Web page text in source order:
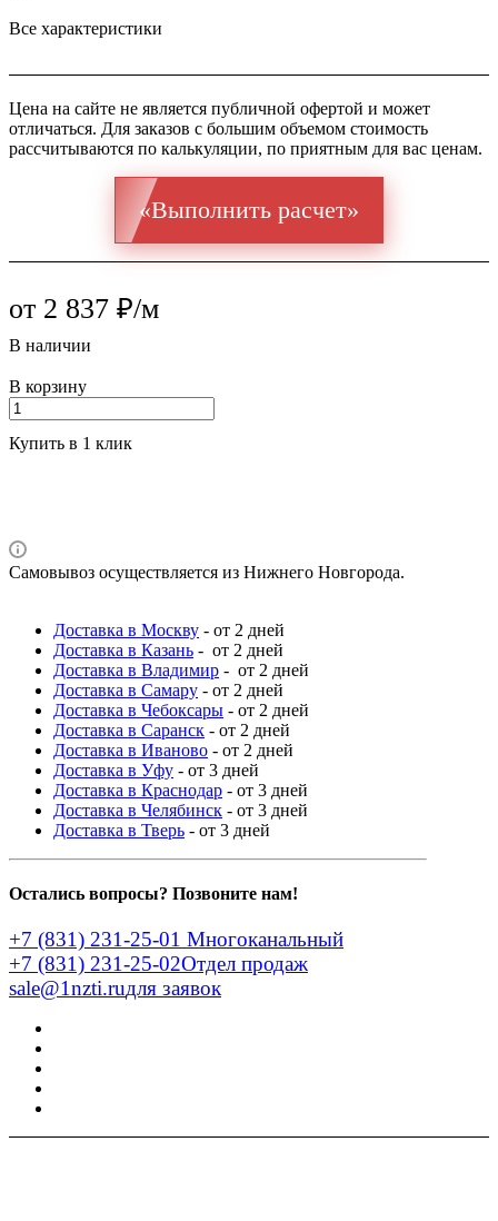
Все характеристики
Цена на сайте не является публичной офертой и может
отличаться. Для заказов с большим объемом стоимость
рассчитываются по калькуляции, по приятным для вас ценам.
«Выполнить расчет»
от 2 837 ₽/м
В наличии
В корзину
Купить в 1 клик
Самовывоз осуществляется из Нижнего Новгорода.
Доставка в Москву - от 2 дней
Доставка в Казань - от 2 дней
Доставка в Владимир - от 2 дней
Доставка в Самару - от 2 дней
Доставка в Чебоксары - от 2 дней
Доставка в Саранск - от 2 дней
Доставка в Иваново - от 2 дней
Доставка в Уфу - от 3 дней
Доставка в Краснодар - от 3 дней
Доставка в Челябинск - от 3 дней
Доставка в Тверь - от 3 дней
Остались вопросы? Позвоните нам!
+7 (831) 231-25-01 Многоканальный
+7 (831) 231-25-02Отдел продаж
sale@1nzti.ruдля заявок